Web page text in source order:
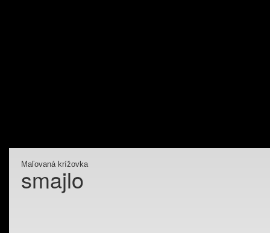
Maľovaná krížovka
smajlo